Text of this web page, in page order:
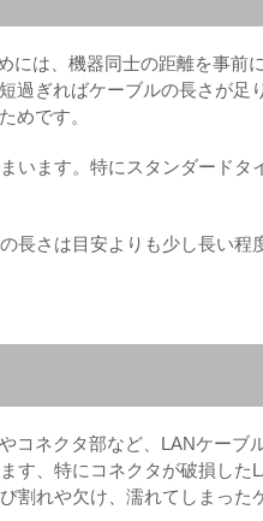
には、機器同士の距離を事前
過ぎればケーブルの長さが足
めです。
います。特にスタンダードタ
長さは目安よりも少し長い程
コネクタ部など、LANケーブ
す、特にコネクタが破損した
割れや欠け、濡れてしまった